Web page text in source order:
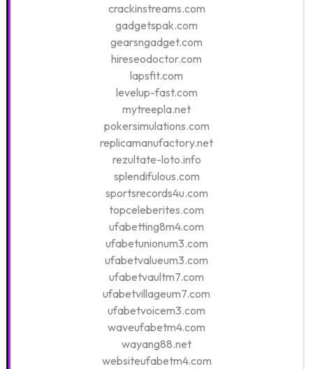
crackinstreams.com
gadgetspak.com
gearsngadget.com
hireseodoctor.com
lapsfit.com
levelup-fast.com
mytreepla.net
pokersimulations.com
replicamanufactory.net
rezultate-loto.info
splendifulous.com
sportsrecords4u.com
topceleberites.com
ufabetting8m4.com
ufabetunionum3.com
ufabetvalueum3.com
ufabetvaultm7.com
ufabetvillageum7.com
ufabetvoicem3.com
waveufabetm4.com
wayang88.net
websiteufabetm4.com